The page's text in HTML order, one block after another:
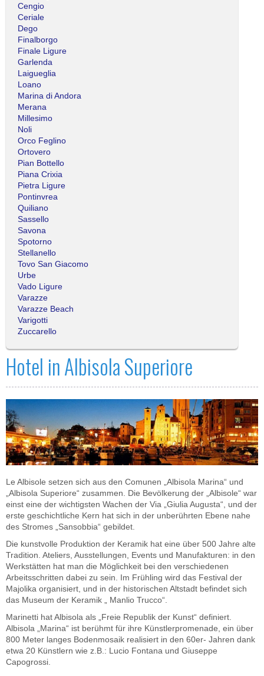
Cengio
Ceriale
Dego
Finalborgo
Finale Ligure
Garlenda
Laigueglia
Loano
Marina di Andora
Merana
Millesimo
Noli
Orco Feglino
Ortovero
Pian Bottello
Piana Crixia
Pietra Ligure
Pontinvrea
Quiliano
Sassello
Savona
Spotorno
Stellanello
Tovo San Giacomo
Urbe
Vado Ligure
Varazze
Varazze Beach
Varigotti
Zuccarello
Hotel in Albisola Superiore
Le Albisole setzen sich aus den Comunen „Albisola Marina“ und
„Albisola Superiore“ zusammen. Die Bevölkerung der „Albisole“ war
einst eine der wichtigsten Wachen der Via „Giulia Augusta“, und der
erste geschichtliche Kern hat sich in der unberührten Ebene nahe
des Stromes „Sansobbia“ gebildet.
Die kunstvolle Produktion der Keramik hat eine über 500 Jahre alte
Tradition. Ateliers, Ausstellungen, Events und Manufakturen: in den
Werkstätten hat man die Möglichkeit bei den verschiedenen
Arbeitsschritten dabei zu sein. Im Frühling wird das Festival der
Majolika organisiert, und in der historischen Altstadt befindet sich
das Museum der Keramik „ Manlio Trucco“.
Marinetti hat Albisola als „Freie Republik der Kunst“ definiert.
Albisola „Marina“ ist berühmt für ihre Künstlerpromenade, ein über
800 Meter langes Bodenmosaik realisiert in den 60er- Jahren dank
etwa 20 Künstlern wie z.B.: Lucio Fontana und Giuseppe
Capogrossi.